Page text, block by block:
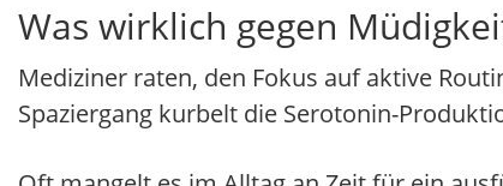
Was wirklich gegen
Mediziner raten, den Fokus auf aktive
Spaziergang kurbelt die Serotonin-